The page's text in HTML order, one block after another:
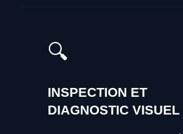
🔍
INSPECTION ET
DIAGNOSTIC VISUEL